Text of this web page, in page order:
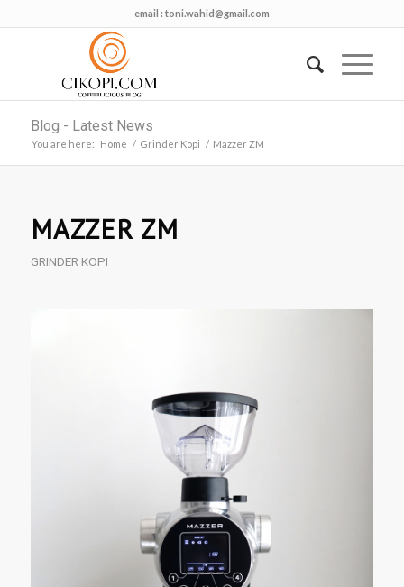
email : toni.wahid@gmail.com
Blog - Latest News
You are here: Home / Grinder Kopi / Mazzer ZM
MAZZER ZM
GRINDER KOPI